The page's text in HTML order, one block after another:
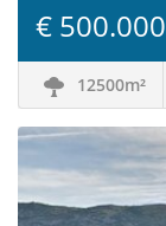
€ 500.000
12500m²